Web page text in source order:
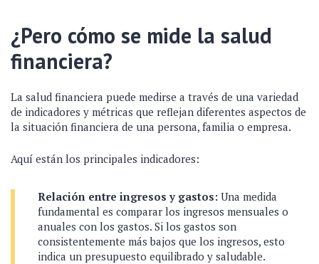
¿Pero cómo se mide la salud
financiera?
La salud financiera puede medirse a través de una variedad
de indicadores y métricas que reflejan diferentes aspectos de
la situación financiera de una persona, familia o empresa.
Aquí están los principales indicadores:
Relación entre ingresos y gastos: Una medida
fundamental es comparar los ingresos mensuales o
anuales con los gastos. Si los gastos son
consistentemente más bajos que los ingresos, esto
indica un presupuesto equilibrado y saludable.